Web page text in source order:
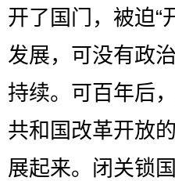
开了国门，被迫“
发展，可没有政
持续。可百年后
共和国改革开放
展起来。闭关锁